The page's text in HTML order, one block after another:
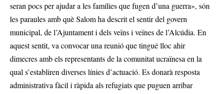
seran pocs per ajudar a les famílies que fugen d’una guerra», són
les paraules amb què Salom ha descrit el sentir del govern
municipal, de l’Ajuntament i dels veïns i veïnes de l’Alcúdia. En
aquest sentit, va convocar una reunió que tingué lloc ahir
dimecres amb els representants de la comunitat ucraïnesa en la
qual s’establiren diverses línies d’actuació. Es donarà resposta
administrativa fàcil i ràpida als refugiats que puguen arribar